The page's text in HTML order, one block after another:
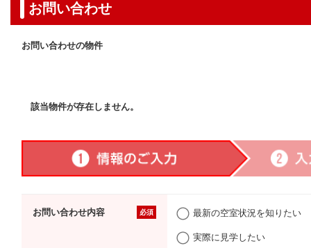
お問い合わせ
お問い合わせの物件
該当物件が存在しません。
お問い合わせ内容 必須 最新の空室状況を知りたい
実際に見学したい